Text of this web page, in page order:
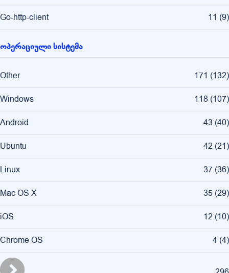
Go-http-client 11 (9)
ოპერაციული სისტემა
Other 171 (132)
Windows 118 (107)
Android 43 (40)
Ubuntu 42 (21)
Linux 37 (36)
Mac OS X 35 (29)
iOS 12 (10)
Chrome OS 4 (4)